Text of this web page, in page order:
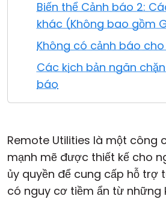
Biến thể Cảnh báo 2:
khác (Không bao gồm
Không có cảnh báo cho
Các kịch bản ngăn
báo
Remote Utilities là một công
mạnh mẽ được thiết kế cho
ủy quyền để cung cấp hỗ trợ
có nguy cơ tiềm ẩn từ những
Đám mây & Tại chỗ